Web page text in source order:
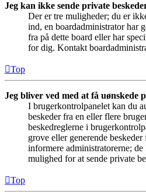
Jeg kan ikke sende private
Der er tre muligheder; du er
ind, en boardadministrator har
fra på dette board eller har
for dig. Kontakt
Top
Jeg bliver ved med at få uønskede
I brugerkontrolpanelet kan du
beskeder fra en eller flere
beskedreglerne i
grove eller generende
informere administratorerne;
mulighed for at sende private
Top